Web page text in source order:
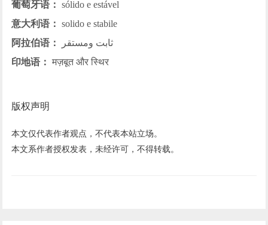
葡萄牙语： sólido e estável
意大利语： solido e stabile
阿拉伯语：
ثابت ومستقر
印地语： मज़बूत और स्थिर
版权声明
本文仅代表作者观点，不代表本站立场。
本文系作者授权发表，未经许可，不得转载。